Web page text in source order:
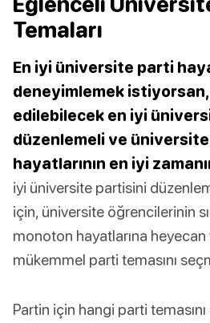
Temaları
En iyi üniversite parti
deneyimlemek
edilebilecek en iyi
düzenlemeli ve
hayatlarının en iyi
iyi üniversite partisini
için, üniversite öğrencilerinin
monoton hayatlarına
mükemmel parti temasını
Partin için hangi parti